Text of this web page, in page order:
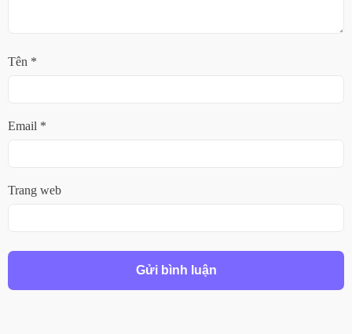
Tên *
Email *
Trang web